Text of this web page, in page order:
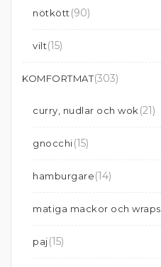
nötkött (90)
vilt(15)
KOMFORTMAT(303)
curry, nudlar och wok (21)
gnocchi(15)
hamburgare(14)
matiga mackor och wraps
paj(15)